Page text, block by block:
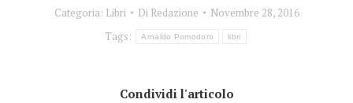
Categoria: Libri Di Redazione
Novembre 28, 2016
Tags:
Arnaldo Pomodoro libri
Condividi l'articolo